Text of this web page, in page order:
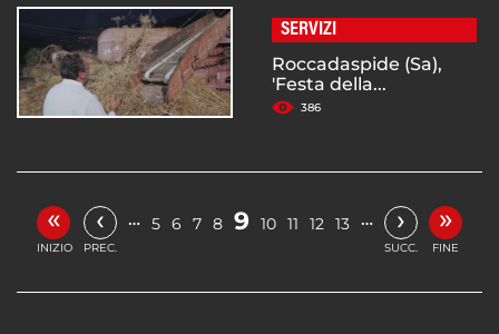
SERVIZI
Roccadaspide (Sa),
'Festa della...
386
«
INIZIO
‹
PREC.
… 5 6 7 8 9 10 11 12 13 … ›
SUCC.
»
FINE